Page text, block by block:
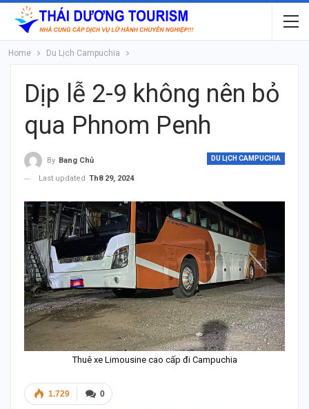
Home Du Lịch Campuchia
Dịp lễ 2-9 không nên bỏ
qua Phnom Penh
DU LỊCH CAMPUCHIA
By Bang Chủ
Last updated Th8 29, 2024
Thuê xe Limousine cao cấp đi Campuchia
0
1.729